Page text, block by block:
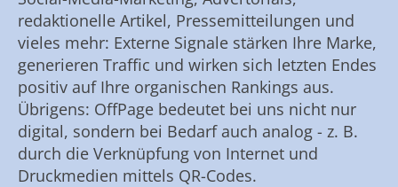
redaktionelle Artikel, Pressemitteilungen und
vieles mehr: Externe Signale stärken Ihre Marke,
generieren Traffic und wirken sich letzten Endes
positiv auf Ihre organischen Rankings aus.
Übrigens: OffPage bedeutet bei uns nicht nur
digital, sondern bei Bedarf auch analog - z. B.
durch die Verknüpfung von Internet und
Druckmedien mittels QR-Codes.